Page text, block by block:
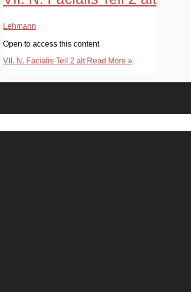
Lehmann
Open to access this content
VII. N. Facialis Teil 2 altRead More »